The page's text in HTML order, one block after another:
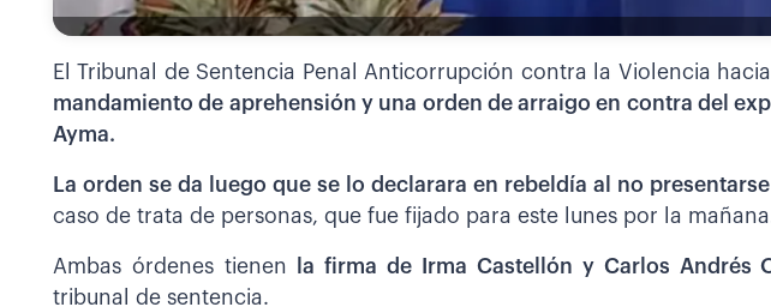
El Tribunal de Sentencia Penal Anticorrupción contra la Violencia
mandamiento de aprehensión y una orden de arraigo en contra del
Ayma.
La orden se da luego que se lo declarara en rebeldía al no presentarse
caso de trata de personas, que fue fijado para este lunes por la
Ambas órdenes tienen la firma de Irma Castellón y Carlos Andrés
tribunal de sentencia.